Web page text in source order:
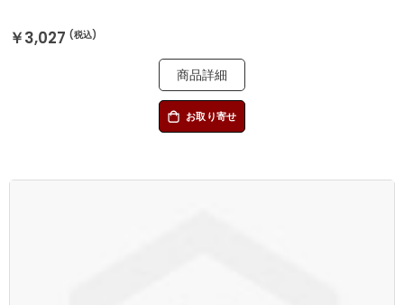
￥3,027
商品詳細
お取り寄せ